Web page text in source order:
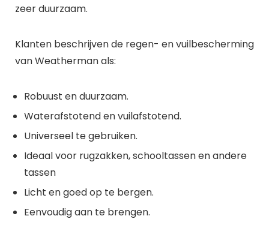
zeer duurzaam.
Klanten beschrijven de regen- en vuilbescherming
van Weatherman als:
Robuust en duurzaam.
Waterafstotend en vuilafstotend.
Universeel te gebruiken.
Ideaal voor rugzakken, schooltassen en andere
tassen
Licht en goed op te bergen.
Eenvoudig aan te brengen.